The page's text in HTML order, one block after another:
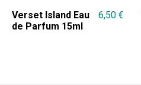
Verset Island Eau
de Parfum 15ml
6,50 €